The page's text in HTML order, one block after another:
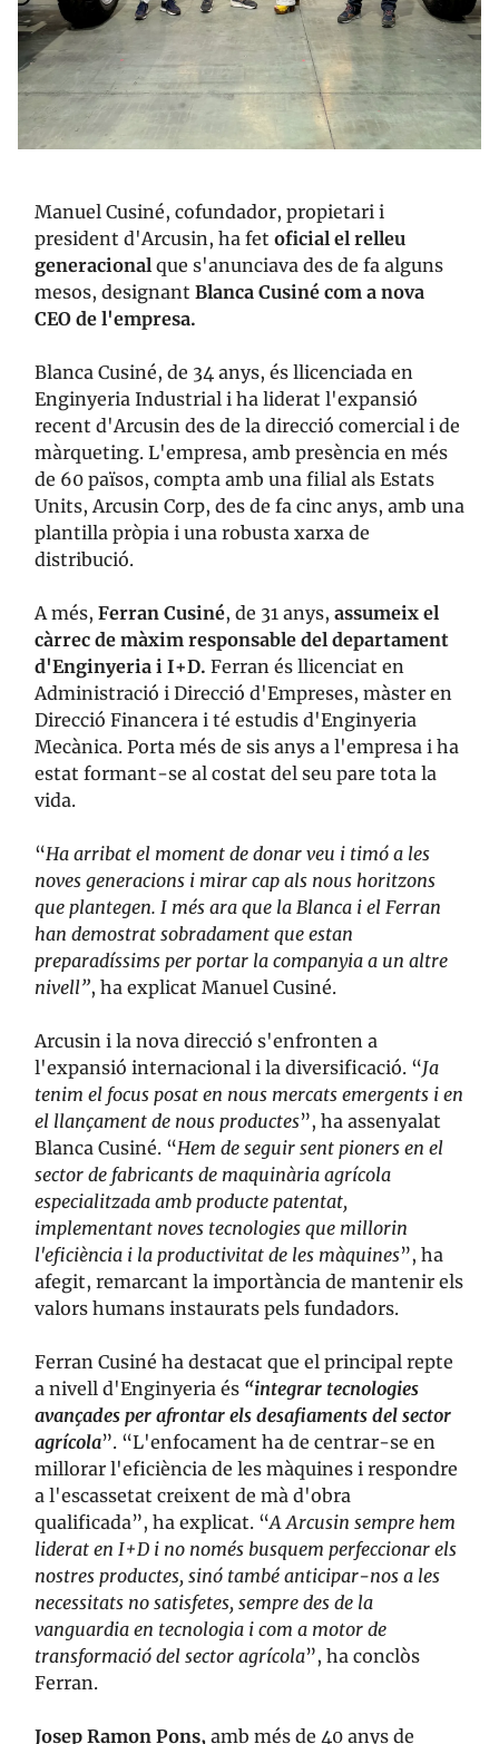
Manuel Cusiné, cofundador, propietari i
president d'Arcusin, ha fet oficial el relleu
generacional que s'anunciava des de fa alguns
mesos, designant Blanca Cusiné com a nova
CEO de l'empresa.
Blanca Cusiné, de 34 anys, és llicenciada en
Enginyeria Industrial i ha liderat l'expansió
recent d'Arcusin des de la direcció comercial i de
màrqueting. L'empresa, amb presència en més
de 60 països, compta amb una filial als Estats
Units, Arcusin Corp, des de fa cinc anys, amb una
plantilla pròpia i una robusta xarxa de
distribució.
A més, Ferran Cusiné, de 31 anys, assumeix el
càrrec de màxim responsable del departament
d'Enginyeria i I+D. Ferran és llicenciat en
Administració i Direcció d'Empreses, màster en
Direcció Financera i té estudis d'Enginyeria
Mecànica. Porta més de sis anys a l'empresa i ha
estat formant-se al costat del seu pare tota la
vida.
“Ha arribat el moment de donar veu i timó a les
noves generacions i mirar cap als nous horitzons
que plantegen. I més ara que la Blanca i el Ferran
han demostrat sobradament que estan
preparadíssims per portar la companyia a un altre
nivell”, ha explicat Manuel Cusiné.
Arcusin i la nova direcció s'enfronten a
l'expansió internacional i la diversificació. “Ja
tenim el focus posat en nous mercats emergents i en
el llançament de nous productes”, ha assenyalat
Blanca Cusiné. “Hem de seguir sent pioners en el
sector de fabricants de maquinària agrícola
especialitzada amb producte patentat,
implementant noves tecnologies que millorin
l'eficiència i la productivitat de les màquines”, ha
afegit, remarcant la importància de mantenir els
valors humans instaurats pels fundadors.
Ferran Cusiné ha destacat que el principal repte
a nivell d'Enginyeria és “integrar tecnologies
avançades per afrontar els desafiaments del sector
agrícola”. “L'enfocament ha de centrar-se en
millorar l'eficiència de les màquines i respondre
a l'escassetat creixent de mà d'obra
qualificada”, ha explicat. “A Arcusin sempre hem
liderat en I+D i no només busquem perfeccionar els
nostres productes, sinó també anticipar-nos a les
necessitats no satisfetes, sempre des de la
vanguardia en tecnologia i com a motor de
transformació del sector agrícola”, ha conclòs
Ferran.
Josep Ramon Pons, amb més de 40 anys de